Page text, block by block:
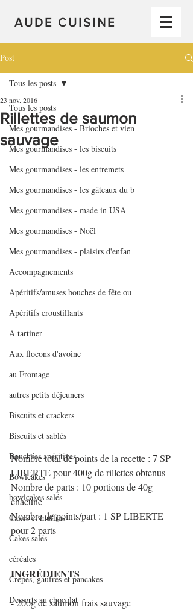
AUDE CUISINE
Post
Tous les posts
Mes gourmandises - Brioches et vien
Mes gourmandises - les biscuits
Mes gourmandises - les entremets
Mes gourmandises - les gâteaux du b
Mes gourmandises - made in USA
Mes gourmandises - Noël
Mes gourmandises - plaisirs d'enfan
Accompagnements
Apéritifs/amuses bouches de fête ou
Apéritifs croustillants
A tartiner
Aux flocons d'avoine
au Fromage
autres petits déjeuners
Biscuits et crackers
Biscuits et sablés
Bouchées apéritives
Bowlcakes
bowlcakes salés
Cakes et muffins
Cakes salés
céréales
Crêpes, gaufres et pancakes
Desserts au chocolat
Tous les posts
Rillettes de saumon
sauvage
23 nov. 2016
Nombre total de points de la recette : 7 SP
LIBERTE pour 400g de rillettes obtenus
Nombre de parts : 10 portions de 40g
chacune
Nombre de points/part : 1 SP LIBERTE
pour 2 parts
INGRÉDIENTS
- 200g de saumon frais sauvage